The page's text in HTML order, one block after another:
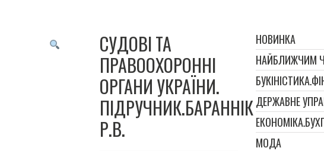
СУДОВІ ТА
ПРАВООХОРОННІ
ОРГАНИ УКРАЇНИ.
ПІДРУЧНИК.БАРАННІК
Р.В.
НОВИНКА
НАЙБЛИЖЧИМ
ДЕРЖАВНЕ
МОДА